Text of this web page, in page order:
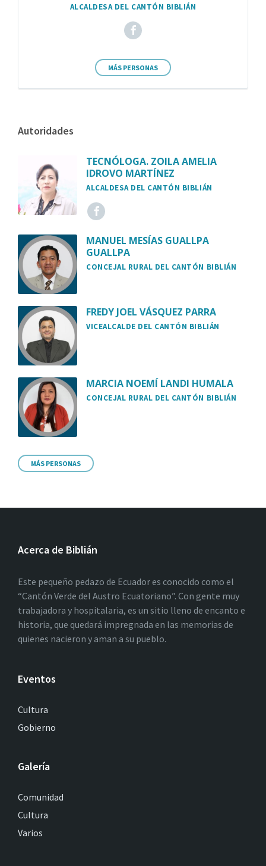
ALCALDESA DEL CANTÓN BIBLIÁN
MÁS PERSONAS
Autoridades
TECNÓLOGA. ZOILA AMELIA
IDROVO MARTÍNEZ
ALCALDESA DEL CANTÓN BIBLIÁN
MANUEL MESÍAS GUALLPA
GUALLPA
CONCEJAL RURAL DEL CANTÓN BIBLIÁN
FREDY JOEL VÁSQUEZ PARRA
VICEALCALDE DEL CANTÓN BIBLIÁN
MARCIA NOEMÍ LANDI HUMALA
CONCEJAL RURAL DEL CANTÓN BIBLIÁN
MÁS PERSONAS
Acerca de Biblián
Este pequeño pedazo de Ecuador es conocido como el
“Cantón Verde del Austro Ecuatoriano”. Con gente muy
trabajadora y hospitalaria, es un sitio lleno de encanto e
historia, que quedará impregnada en las memorias de
quienes nacieron y aman a su pueblo.
Eventos
Cultura
Gobierno
Galería
Comunidad
Cultura
Varios